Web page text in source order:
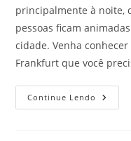
principalmente à noite,
pessoas ficam
cidade. Venha
Frankfurt que você
Continue Lendo
Bares